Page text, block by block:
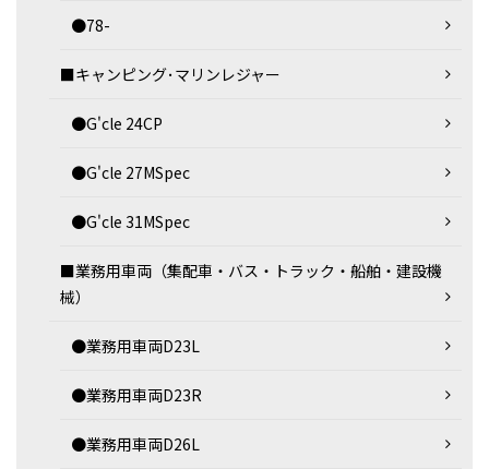
●78-
■キャンピング･マリンレジャー
●G'cle 24CP
●G'cle 27MSpec
●G'cle 31MSpec
■業務用車両（集配車・バス・トラック・船舶・建設機
械）
●業務用車両D23L
●業務用車両D23R
●業務用車両D26L